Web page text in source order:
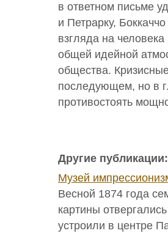
в ответном письме
и Петрарку,
взгляда на
общей идейной
общества.
последующем, но в
противостоять
Другие публикации:
Музей
Весной 1874 года
картины
устроили в центре